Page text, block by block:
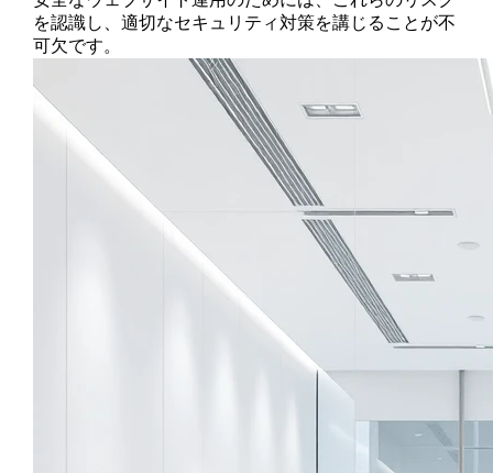
を認識し、適切なセキュリティ対策を講じることが不
可欠です。